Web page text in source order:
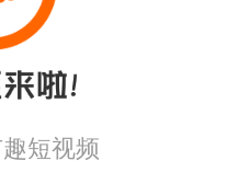
短视频